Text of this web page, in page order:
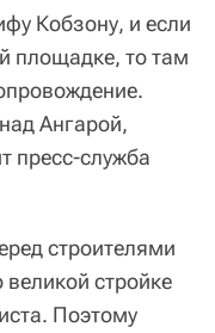
Кобзону, и если
площадке, то там
Ангарой,
пресс-служба
строителями
великой стройке
Поэтому